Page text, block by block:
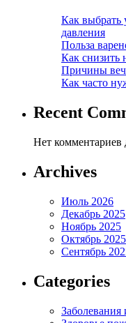
Как выбрать
давления
Польза
Как снизить
Причины
Как часто
Recent
Нет комментариев
Archives
Июль 2026
Декабрь 2025
Ноябрь 2025
Октябрь 2025
Сентябрь
Categories
Заболевания